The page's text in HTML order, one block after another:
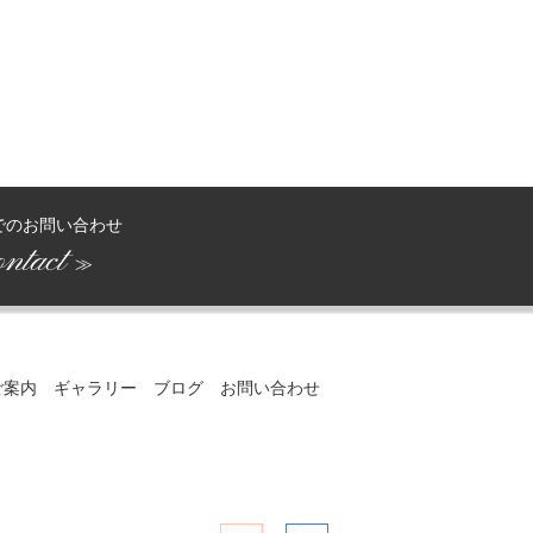
のお問い合わせ
≫
内 ギャラリー ブログ お問い合わせ